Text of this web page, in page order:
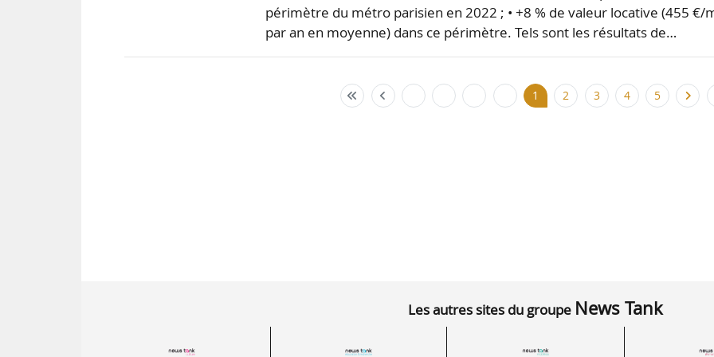
périmètre du métro parisien en 2022 ; • +8 % de valeur locative (455 €/
par an en moyenne) dans ce périmètre. Tels sont les résultats de…
1 2 3 4 5
Les autres sites du groupe News Tank